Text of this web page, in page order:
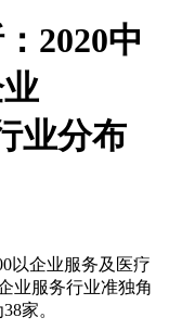
2020中
业分布
以企业服务及医疗
业服务行业准独角
家。